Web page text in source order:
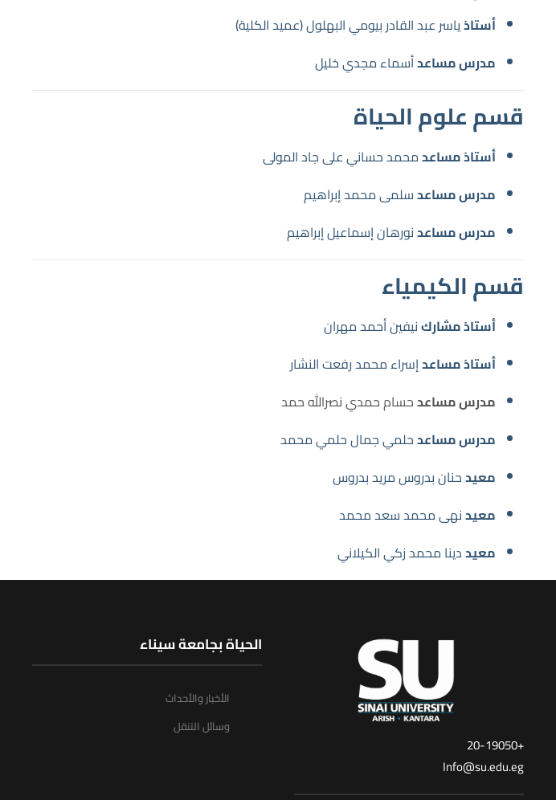
أستاذياسر عبد القادر بيومي البهلول (عميد الكلية)
مدرس مساعدأسماء مجدي خليل
قسم علوم الحياة
أستاذ مساعدمحمد حساني على جاد المولى
مدرس مساعدسلمى محمد إبراهيم
مدرس مساعدنورهان إسماعيل إبراهيم
قسم الكيمياء
أستاذ مشاركنيفين أحمد مهران
أستاذ مساعدإسراء محمد رفعت النشار
مدرس مساعدحسام حمدي نصرالله حمد
مدرس مساعدحلمي جمال حلمي محمد
معيدحنان بدروس مريد بدروس
معيدنهى محمد سعد محمد
معيددينا محمد زكي الكيلاني
+20-19050
Info@su.edu.eg
الحياة بجامعة سيناء
الأخبار والأحداث
وسائل التنقل